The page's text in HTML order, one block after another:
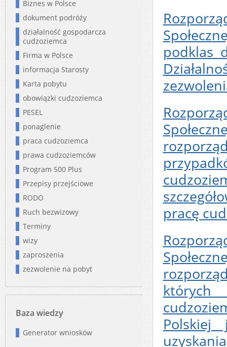
podklas
pracę
których
Polskiej
Biznes w Polsce
dokument podróży
działalność gospodarcza
cudzoziemca
Firma w Polsce
informacja Starosty
Karta pobytu
obowiązki cudzoziemca
PESEL
ponaglenie
praca cudzoziemca
prawa cudzoziemców
Program 500 Plus
Przepisy przejściowe
RODO
Ruch bezwizowy
Terminy
wizy
zaproszenia
zezwolenie na pobyt
Baza wiedzy
Generator wniosków